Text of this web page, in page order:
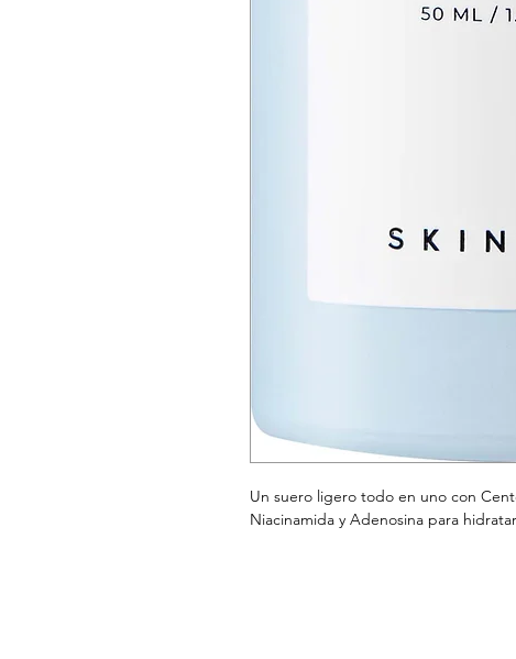
Un suero ligero todo en uno con
Niacinamida y Adenosina para